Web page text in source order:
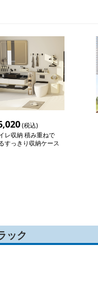
(税込)
レ収納 積み重ねで
すっきり収納ケース
ック